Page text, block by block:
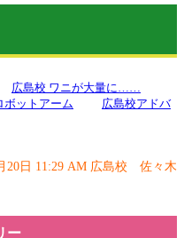
広島校 ワニが大量に……
ットアーム
広島校アドバ
20日 11:29 AM 広島校 佐々木
ー